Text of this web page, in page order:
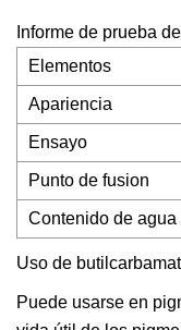
Informe de prueba
Elementos
Apariencia
Ensayo
Punto de fusion
Contenido de agua
Uso de
Puede usarse en